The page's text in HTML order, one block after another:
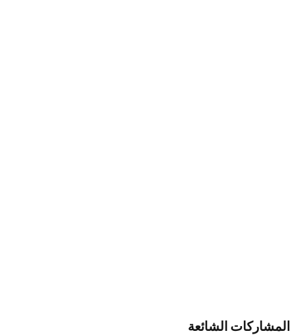
المشاركات الشائعة